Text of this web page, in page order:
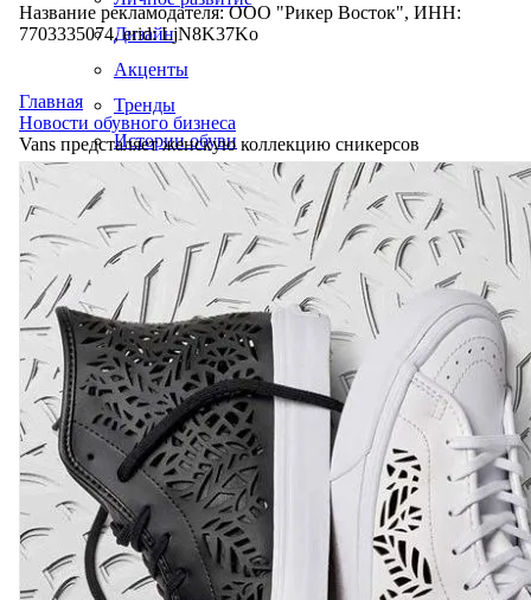
Дизайн
Акценты
Тренды
Истории обуви
Производство
Название рекламодателя: ООО "Рикер Восток", ИНН:
7703335074, erid: LjN8K37Ko
Главная
Новости обувного бизнеса
Vans предсталяет женскую коллекцию сникерсов